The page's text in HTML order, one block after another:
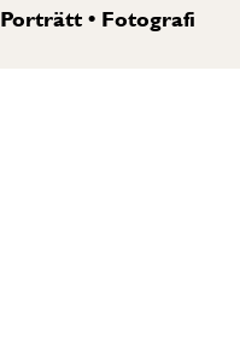
Porträtt• Fotografi